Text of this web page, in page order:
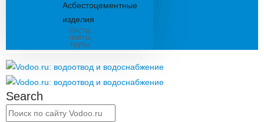
Асбестоцементные
изделия
Листы,
плиты,
трубы
Search